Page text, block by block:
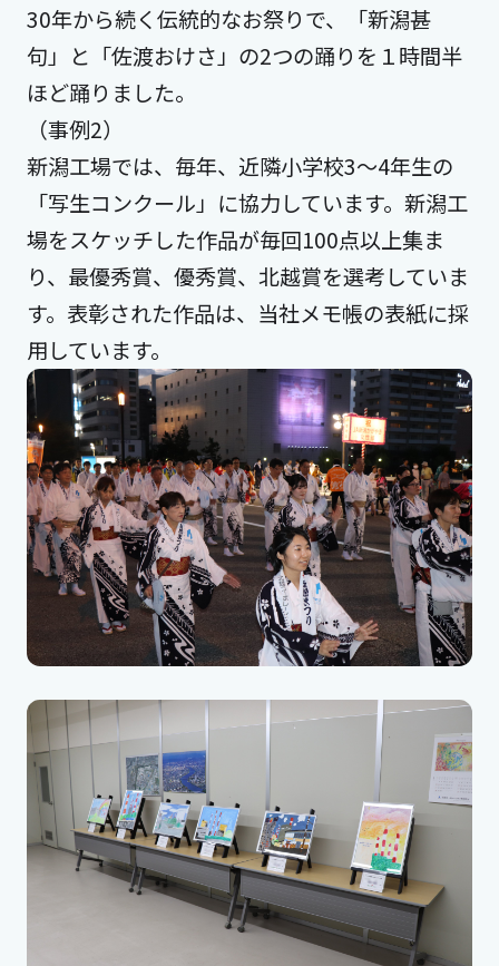
30年から続く伝統的なお祭りで、「新潟甚
句」と「佐渡おけさ」の2つの踊りを１時間半
ほど踊りました。
（事例2）
新潟工場では、毎年、近隣小学校3～4年生の
「写生コンクール」に協力しています。新潟工
場をスケッチした作品が毎回100点以上集ま
り、最優秀賞、優秀賞、北越賞を選考していま
す。表彰された作品は、当社メモ帳の表紙に採
用しています。